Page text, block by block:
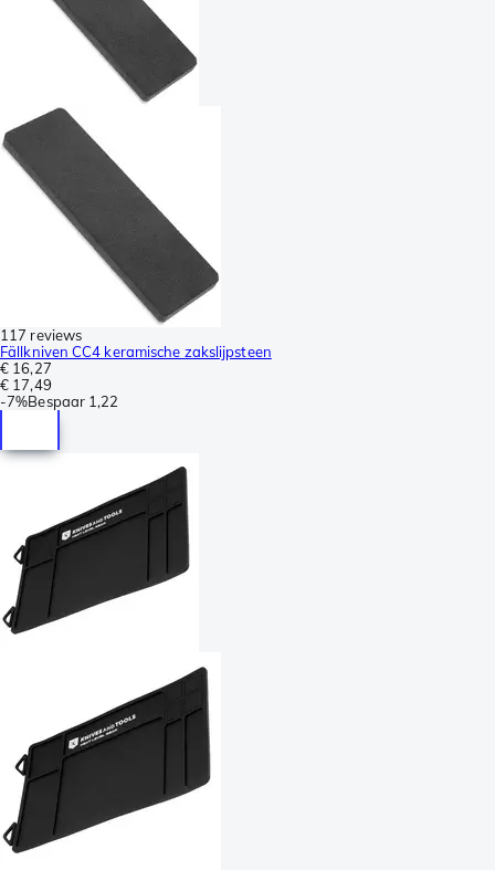
117 reviews
Fällkniven CC4 keramische zakslijpsteen
€ 16,27
€ 17,49
-7%Bespaar 1,22